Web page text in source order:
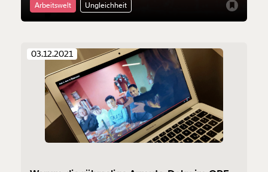
Arbeitswelt Ungleichheit
03.12.2021